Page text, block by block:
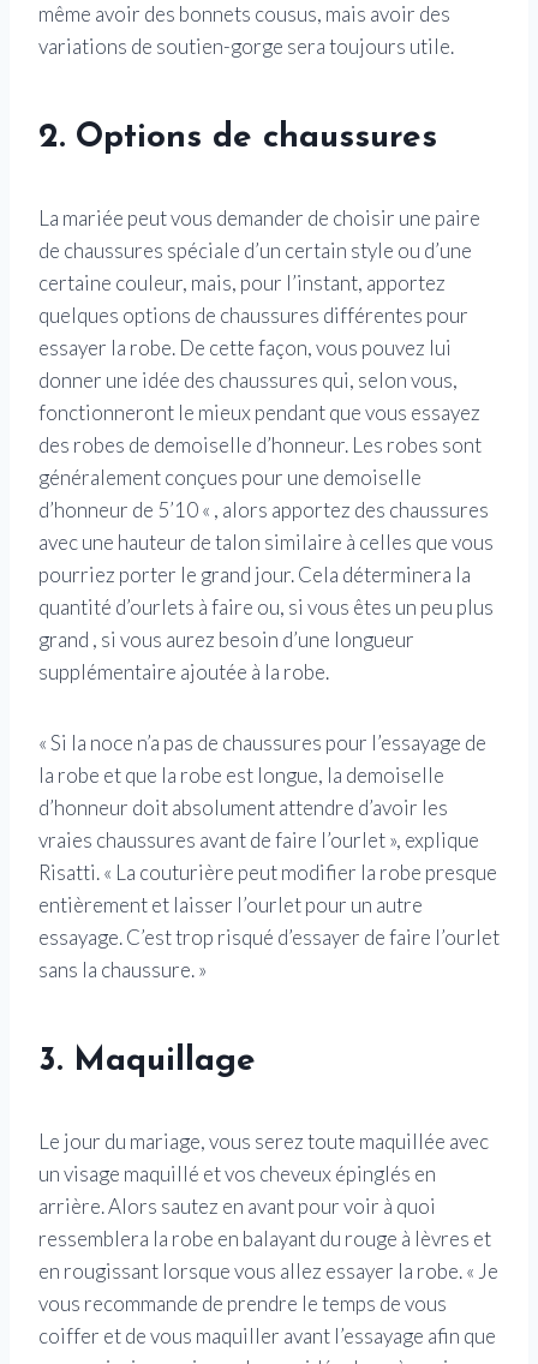
même avoir des bonnets cousus, mais avoir des
variations de soutien-gorge sera toujours utile.
2. Options de chaussures
La mariée peut vous demander de choisir une paire
de chaussures spéciale d’un certain style ou d’une
certaine couleur, mais, pour l’instant, apportez
quelques options de chaussures différentes pour
essayer la robe. De cette façon, vous pouvez lui
donner une idée des chaussures qui, selon vous,
fonctionneront le mieux pendant que vous essayez
des robes de demoiselle d’honneur. Les robes sont
généralement conçues pour une demoiselle
d’honneur de 5’10 « , alors apportez des chaussures
avec une hauteur de talon similaire à celles que vous
pourriez porter le grand jour. Cela déterminera la
quantité d’ourlets à faire ou, si vous êtes un peu plus
grand , si vous aurez besoin d’une longueur
supplémentaire ajoutée à la robe.
« Si la noce n’a pas de chaussures pour l’essayage de
la robe et que la robe est longue, la demoiselle
d’honneur doit absolument attendre d’avoir les
vraies chaussures avant de faire l’ourlet », explique
Risatti. « La couturière peut modifier la robe presque
entièrement et laisser l’ourlet pour un autre
essayage. C’est trop risqué d’essayer de faire l’ourlet
sans la chaussure. »
3. Maquillage
Le jour du mariage, vous serez toute maquillée avec
un visage maquillé et vos cheveux épinglés en
arrière. Alors sautez en avant pour voir à quoi
ressemblera la robe en balayant du rouge à lèvres et
en rougissant lorsque vous allez essayer la robe. « Je
vous recommande de prendre le temps de vous
coiffer et de vous maquiller avant l’essayage afin que